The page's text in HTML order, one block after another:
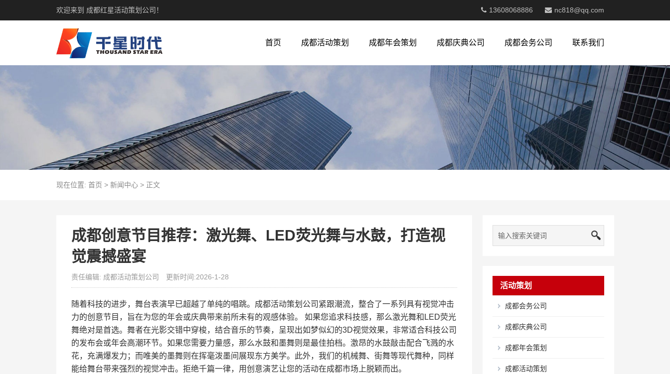
欢迎来到 成都红星活动策划公司！ 13608068886 nc818@qq.com
首页 成都活动策划 成都年会策划 成都庆典公司 成都会务公司 联系我们
现在位置: 首页 > 新闻中心> 正文
成都创意节目推荐：激光舞、LED荧光舞与水鼓，打造视
觉震撼盛宴
责任编辑: 成都活动策划公司 更新时间:2026-1-28
随着科技的进步，舞台表演早已超越了单纯的唱跳。成都活动策划公司紧跟潮流，整合了一系列具有视觉冲击
力的创意节目，旨在为您的年会或庆典带来前所未有的观感体验。 如果您追求科技感，那么激光舞和LED荧光
舞绝对是首选。舞者在光影交错中穿梭，结合音乐的节奏，呈现出如梦似幻的3D视觉效果，非常适合科技公司
的发布会或年会高潮环节。如果您需要力量感，那么水鼓和墨舞则是最佳拍档。激昂的水鼓敲击配合飞溅的水
花，充满爆发力；而唯美的墨舞则在挥毫泼墨间展现东方美学。此外，我们的机械舞、街舞等现代舞种，同样
能给舞台带来强烈的视觉冲击。拒绝千篇一律，用创意演艺让您的活动在成都市场上脱颖而出。
活动策划
成都会务公司
成都庆典公司
成都年会策划
成都活动策划